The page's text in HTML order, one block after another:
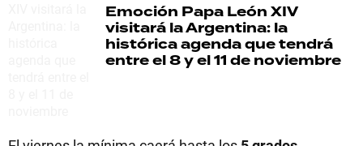
Emoción Papa León XIV
visitará la Argentina: la
histórica agenda que tendrá
entre el 8 y el 11 de noviembre